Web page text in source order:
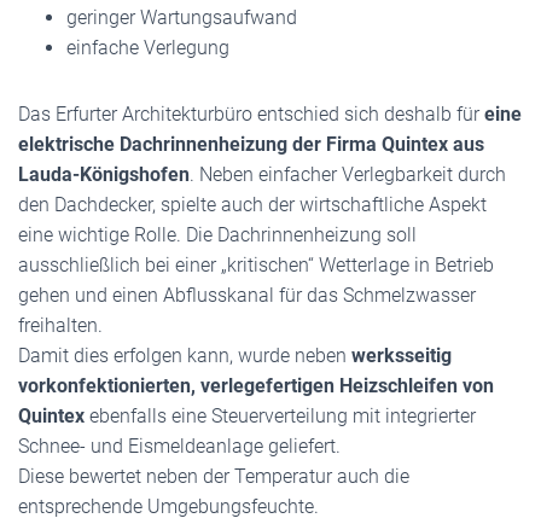
geringer Wartungsaufwand
einfache Verlegung
Das Erfurter Architekturbüro entschied sich deshalb füreine
elektrische Dachrinnenheizung der Firma Quintex aus
Lauda-Königshofen. Neben einfacher Verlegbarkeit durch
den Dachdecker, spielte auch der wirtschaftliche Aspekt
eine wichtige Rolle. Die Dachrinnenheizung soll
ausschließlich bei einer „kritischen“ Wetterlage in Betrieb
gehen und einen Abflusskanal für das Schmelzwasser
freihalten.
Damit dies erfolgen kann, wurde neben werksseitig
vorkonfektionierten, verlegefertigen Heizschleifen von
Quintex ebenfalls eine Steuerverteilung mit integrierter
Schnee- und Eismeldeanlage geliefert.
Diese bewertet neben der Temperatur auch die
entsprechende Umgebungsfeuchte.